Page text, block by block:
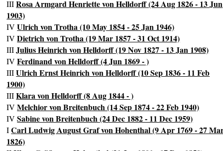
IIIRosa Armgard Henriette von Helldorff (24 Aug 1826 - 13 Jun
1903)
IVUlrich von Trotha (10 May 1854 - 25 Jan 1946)
IVDietrich von Trotha (19 Mar 1857 - 31 Oct 1914)
IIIJulius Heinrich von Helldorff (19 Nov 1827 - 13 Jan 1908)
IVFerdinand von Helldorff (4 Jun 1869 - )
IIIUlrich Ernst Heinrich von Helldorff (10 Sep 1836 - 11 Feb
1900)
IIIKlara von Helldorff (8 Aug 1844 - )
IVMelchior von Breitenbuch (14 Sep 1874 - 22 Feb 1940)
IVSabine von Breitenbuch (24 Dec 1882 - 11 Dec 1959)
ICarl Ludwig August Graf von Hohenthal (9 Apr 1769 - 27
1826)